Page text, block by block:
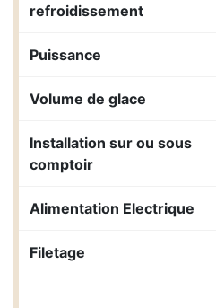
refroidissement
Puissance
Volume de glace
Installation sur ou sous
comptoir
Alimentation Electrique
Filetage